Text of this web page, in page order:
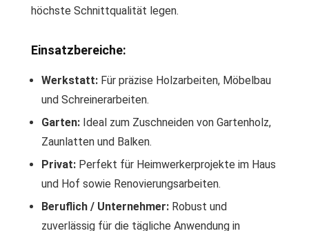
höchste Schnittqualität legen.
Einsatzbereiche:
Werkstatt: Für präzise Holzarbeiten, Möbelbau
und Schreinerarbeiten.
Garten: Ideal zum Zuschneiden von Gartenholz,
Zaunlatten und Balken.
Privat: Perfekt für Heimwerkerprojekte im Haus
und Hof sowie Renovierungsarbeiten.
Beruflich / Unternehmer: Robust und
zuverlässig für die tägliche Anwendung in